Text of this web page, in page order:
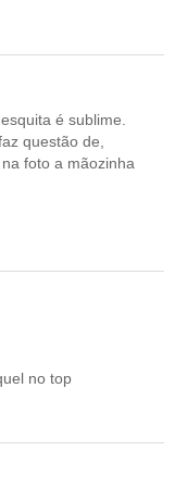
é sublime.
questão de,
foto a mãozinha
no top